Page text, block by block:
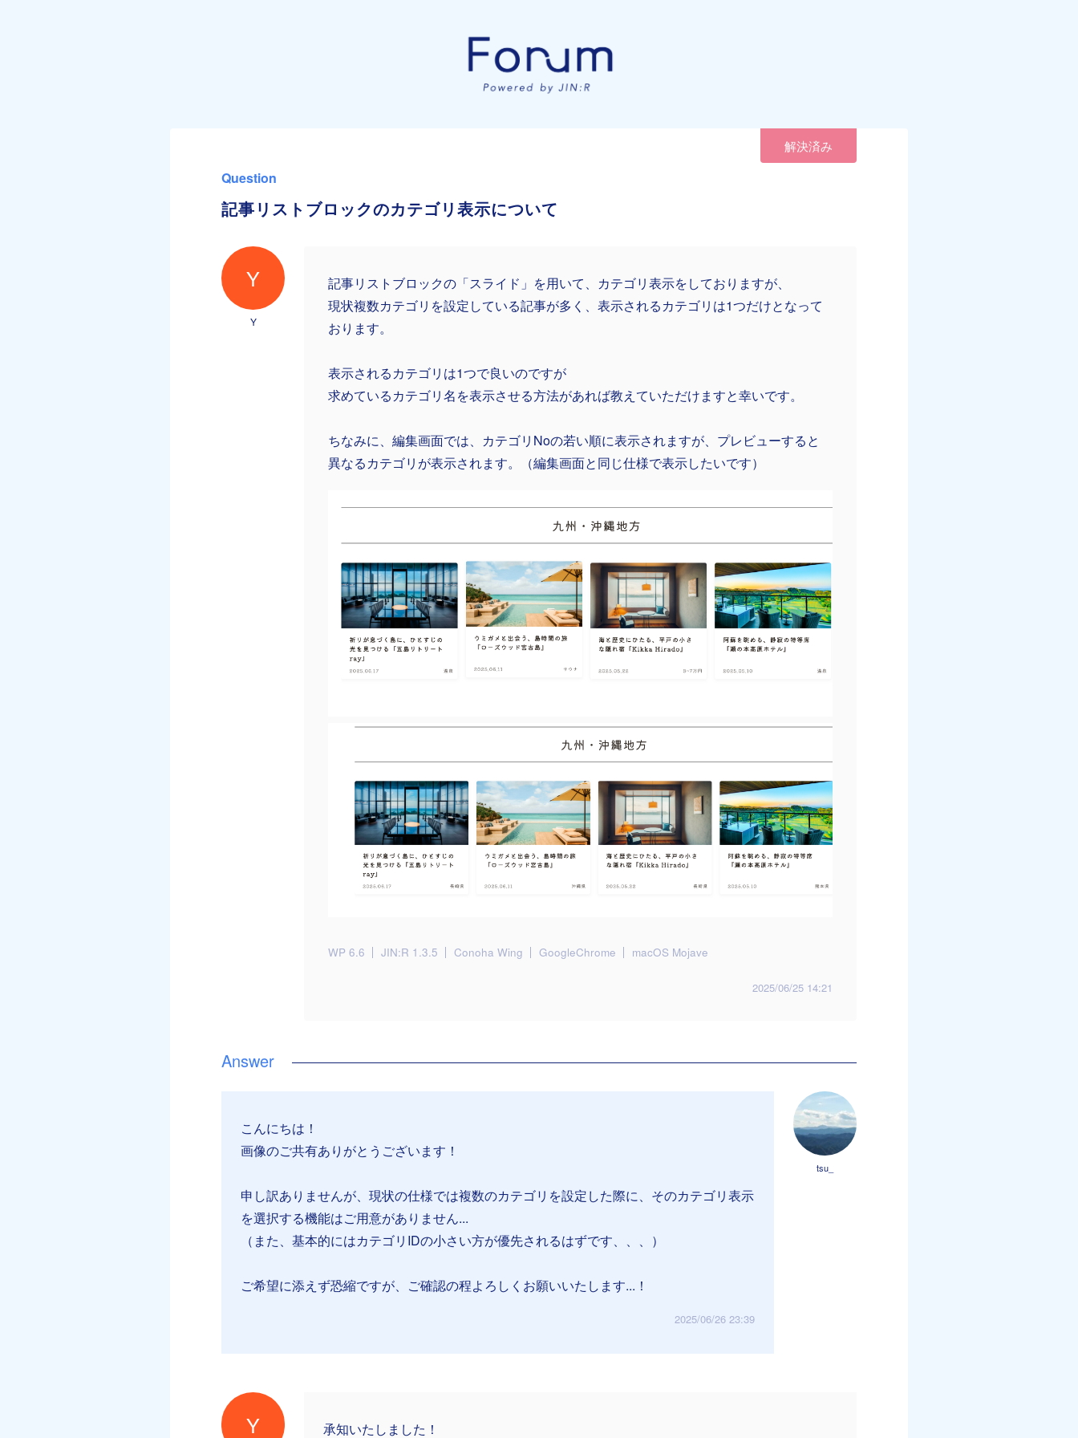
解決済み
Question
記事リストブロックのカテゴリ表示について
Y
Y
記事リストブロックの「スライド」を用いて、カテゴリ表示をしておりますが、
現状複数カテゴリを設定している記事が多く、表示されるカテゴリは1つだけとなって
おります。
表示されるカテゴリは1つで良いのですが
求めているカテゴリ名を表示させる方法があれば教えていただけますと幸いです。
ちなみに、編集画面では、カテゴリNoの若い順に表示されますが、プレビューすると
異なるカテゴリが表示されます。（編集画面と同じ仕様で表示したいです）
WP 6.6 JIN:R 1.3.5 Conoha Wing GoogleChrome macOS Mojave
2025/06/25 14:21
tsu_
こんにちは！
画像のご共有ありがとうございます！
申し訳ありませんが、現状の仕様では複数のカテゴリを設定した際に、そのカテゴリ表示
を選択する機能はご用意がありません...
（また、基本的にはカテゴリIDの小さい方が優先されるはずです、、、）
ご希望に添えず恐縮ですが、ご確認の程よろしくお願いいたします...！
2025/06/26 23:39
Y 承知いたしました！